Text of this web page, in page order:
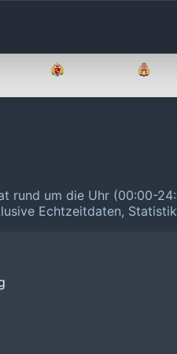
rund um die Uhr (00:00-
Echtzeitdaten,